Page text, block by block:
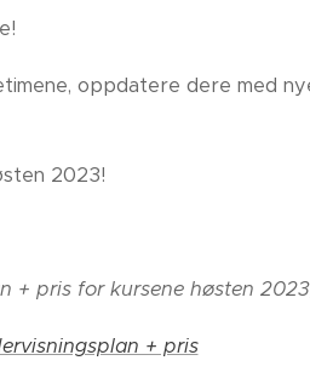
oppdatere dere med
2023!
+ pris for kursene høsten
+ pris